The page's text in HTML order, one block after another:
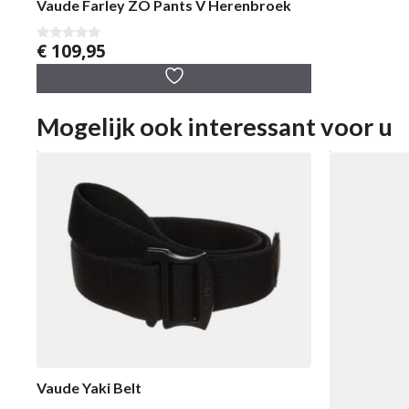
Vaude Farley ZO Pants V Herenbroek
0
v
€ 109,95
Mogelijk ook interessant voor u
Vaude Yaki Belt